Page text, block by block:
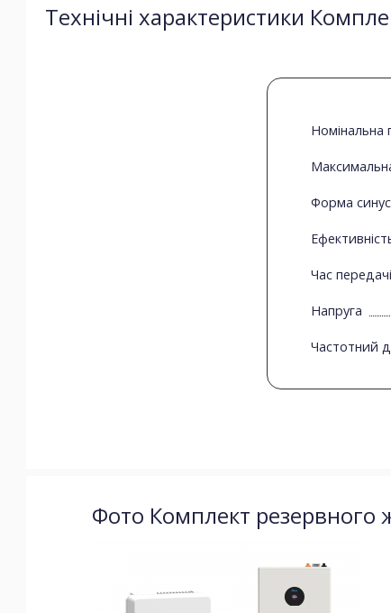
Технічні характеристики
Номінальна
Форма
Час передачі
Напруга
Частотний
Фото Комплект резервного